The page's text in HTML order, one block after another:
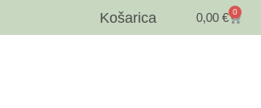
Košarica 0,00€ 0